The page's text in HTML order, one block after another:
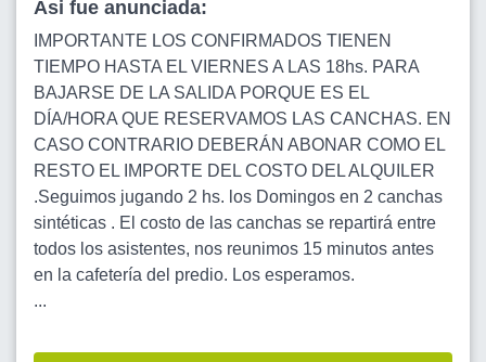
Asi fue anunciada:
IMPORTANTE LOS CONFIRMADOS TIENEN
TIEMPO HASTA EL VIERNES A LAS 18hs. PARA
BAJARSE DE LA SALIDA PORQUE ES EL
DÍA/HORA QUE RESERVAMOS LAS CANCHAS. EN
CASO CONTRARIO DEBERÁN ABONAR COMO EL
RESTO EL IMPORTE DEL COSTO DEL ALQUILER
.Seguimos jugando 2 hs. los Domingos en 2 canchas
sintéticas . El costo de las canchas se repartirá entre
todos los asistentes, nos reunimos 15 minutos antes
en la cafetería del predio. Los esperamos.
...